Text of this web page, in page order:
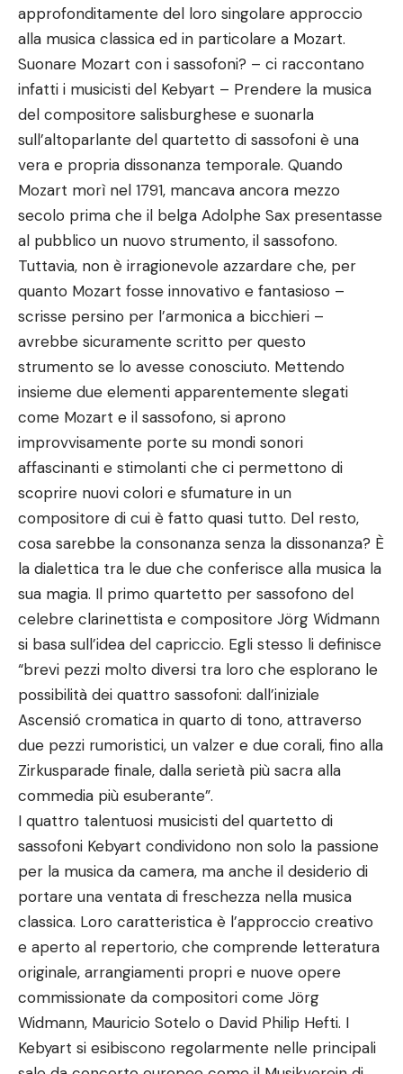
approfonditamente del loro singolare approccio
alla musica classica ed in particolare a Mozart.
Suonare Mozart con i sassofoni? – ci raccontano
infatti i musicisti del Kebyart – Prendere la musica
del compositore salisburghese e suonarla
sull’altoparlante del quartetto di sassofoni è una
vera e propria dissonanza temporale. Quando
Mozart morì nel 1791, mancava ancora mezzo
secolo prima che il belga Adolphe Sax presentasse
al pubblico un nuovo strumento, il sassofono.
Tuttavia, non è irragionevole azzardare che, per
quanto Mozart fosse innovativo e fantasioso –
scrisse persino per l’armonica a bicchieri –
avrebbe sicuramente scritto per questo
strumento se lo avesse conosciuto. Mettendo
insieme due elementi apparentemente slegati
come Mozart e il sassofono, si aprono
improvvisamente porte su mondi sonori
affascinanti e stimolanti che ci permettono di
scoprire nuovi colori e sfumature in un
compositore di cui è fatto quasi tutto. Del resto,
cosa sarebbe la consonanza senza la dissonanza? È
la dialettica tra le due che conferisce alla musica la
sua magia. Il primo quartetto per sassofono del
celebre clarinettista e compositore Jörg Widmann
si basa sull’idea del capriccio. Egli stesso li definisce
“brevi pezzi molto diversi tra loro che esplorano le
possibilità dei quattro sassofoni: dall’iniziale
Ascensió cromatica in quarto di tono, attraverso
due pezzi rumoristici, un valzer e due corali, fino alla
Zirkusparade finale, dalla serietà più sacra alla
commedia più esuberante”.
I quattro talentuosi musicisti del quartetto di
sassofoni Kebyart condividono non solo la passione
per la musica da camera, ma anche il desiderio di
portare una ventata di freschezza nella musica
classica. Loro caratteristica è l’approccio creativo
e aperto al repertorio, che comprende letteratura
originale, arrangiamenti propri e nuove opere
commissionate da compositori come Jörg
Widmann, Mauricio Sotelo o David Philip Hefti. I
Kebyart si esibiscono regolarmente nelle principali